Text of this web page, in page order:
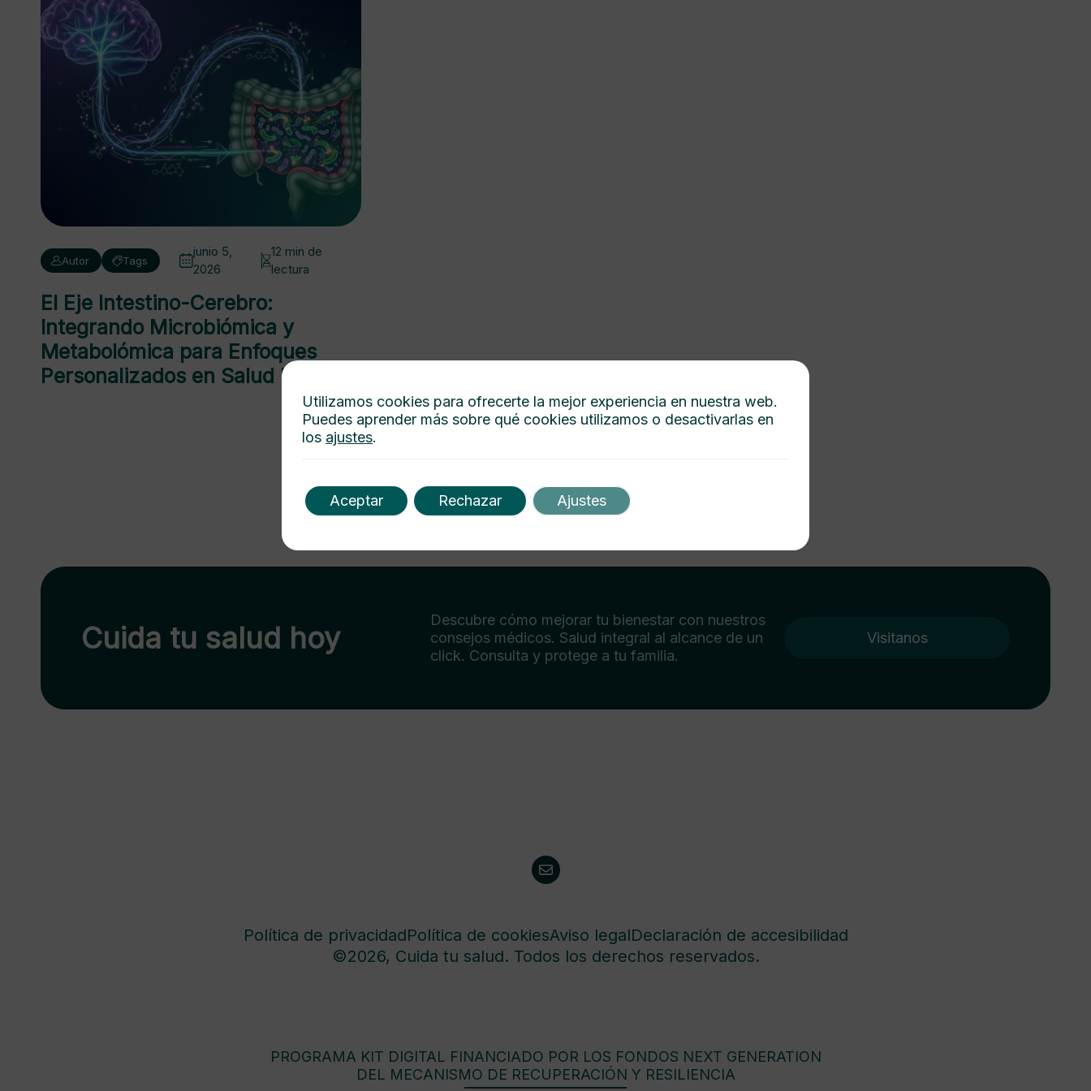
Autor Tags
junio 5,
2026
12 min de
lectura
El Eje Intestino-Cerebro:
Integrando Microbiómica y
Metabolómica para Enfoques
Personalizados en Salud Mental
Cuida tu salud hoy
Descubre cómo mejorar tu bienestar con nuestros
consejos médicos. Salud integral al alcance de un
click. Consulta y protege a tu familia.
Visitanos
Política de privacidadPolítica de cookiesAviso legalDeclaración de accesibilidad
©2026, Cuida tu salud. Todos los derechos reservados.
PROGRAMA KIT DIGITAL FINANCIADO POR LOS FONDOS NEXT GENERATION
DEL MECANISMO DE RECUPERACIÓN Y RESILIENCIA
Utilizamos cookies para ofrecerte la mejor experiencia en nuestra web.
Puedes aprender más sobre qué cookies utilizamos o desactivarlas en
los ajustes.
Aceptar Rechazar Ajustes